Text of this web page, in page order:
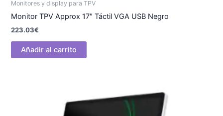
Monitores y display para TPV
Monitor TPV Approx 17″ Táctil VGA USB Negro
223.03€
Añadir al carrito